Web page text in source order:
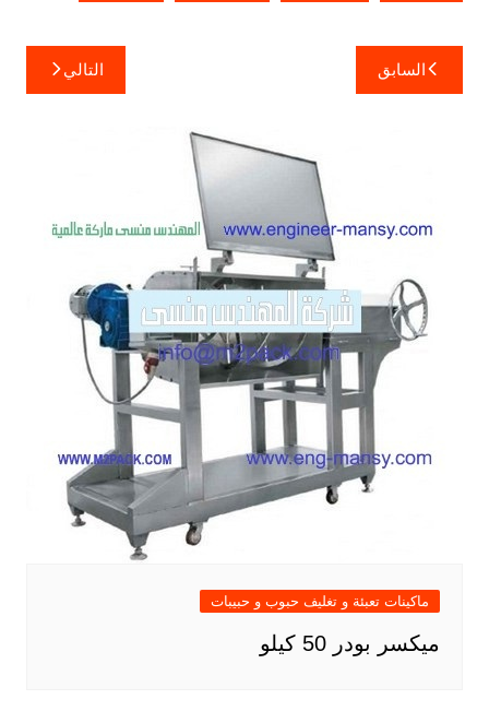
تصفّح
المقالات
السابق التالي
ماكينات تعبئة و تغليف حبوب و حبيبات
ميكسر بودر 50 كيلو